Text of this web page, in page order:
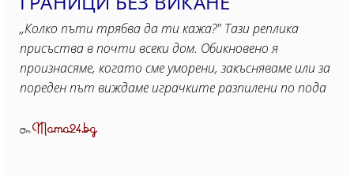
„Колко пъти трябва да ти кажа?" Тази реплика
присъства в почти всеки дом. Обикновено я
произнасяме, когато сме уморени, закъсняваме или за
пореден път виждаме играчките разпилени по пода
ОтMama24.bg